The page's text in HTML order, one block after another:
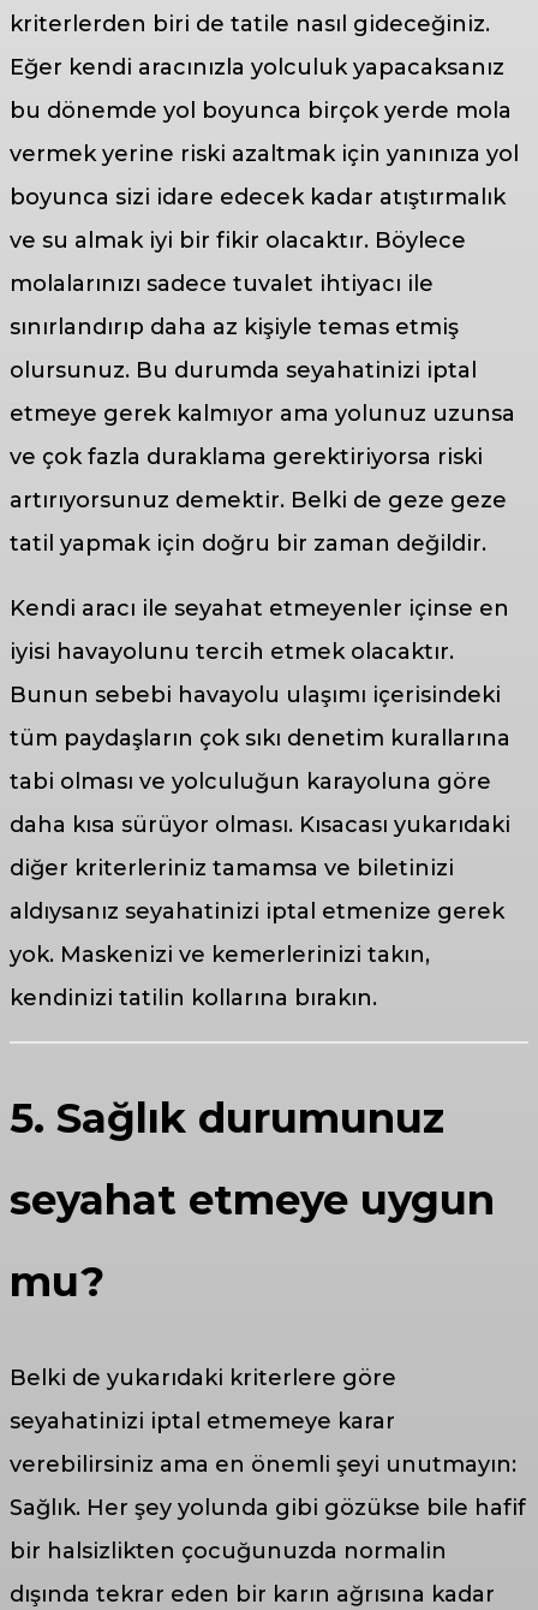
kriterlerden biri de tatile nasıl gideceğiniz.
Eğer kendi aracınızla yolculuk yapacaksanız
bu dönemde yol boyunca birçok yerde mola
vermek yerine riski azaltmak için yanınıza yol
boyunca sizi idare edecek kadar atıştırmalık
ve su almak iyi bir fikir olacaktır. Böylece
molalarınızı sadece tuvalet ihtiyacı ile
sınırlandırıp daha az kişiyle temas etmiş
olursunuz. Bu durumda seyahatinizi iptal
etmeye gerek kalmıyor ama yolunuz uzunsa
ve çok fazla duraklama gerektiriyorsa riski
artırıyorsunuz demektir. Belki de geze geze
tatil yapmak için doğru bir zaman değildir.
Kendi aracı ile seyahat etmeyenler içinse en
iyisi havayolunu tercih etmek olacaktır.
Bunun sebebi havayolu ulaşımı içerisindeki
tüm paydaşların çok sıkı denetim kurallarına
tabi olması ve yolculuğun karayoluna göre
daha kısa sürüyor olması. Kısacası yukarıdaki
diğer kriterleriniz tamamsa ve biletinizi
aldıysanız seyahatinizi iptal etmenize gerek
yok. Maskenizi ve kemerlerinizi takın,
kendinizi tatilin kollarına bırakın.
5. Sağlık durumunuz
seyahat etmeye uygun
mu?
Belki de yukarıdaki kriterlere göre
seyahatinizi iptal etmemeye karar
verebilirsiniz ama en önemli şeyi unutmayın:
Sağlık. Her şey yolunda gibi gözükse bile hafif
bir halsizlikten çocuğunuzda normalin
dışında tekrar eden bir karın ağrısına kadar